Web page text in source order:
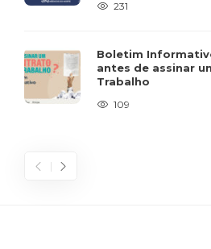
231
Boletim
antes de assinar
Trabalho
109